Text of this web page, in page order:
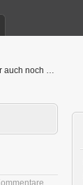
auch noch …